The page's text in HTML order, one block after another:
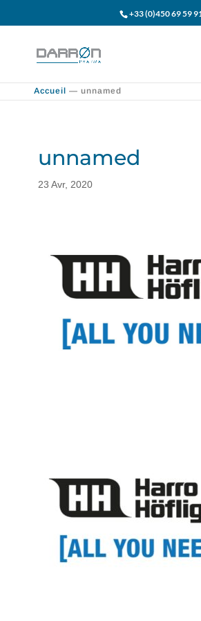
+33 (0)450 69 59 91
Accueil — unnamed
unnamed
23 Avr, 2020